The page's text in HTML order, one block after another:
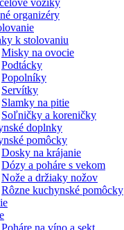
organizéry
k stolovaniu
Misky na ovocie
Podtácky
Popolníky
Servítky
Slamky na pitie
Soľničky a koreničky
doplnky
pomôcky
Dosky na krájanie
Dózy a poháre s vekom
Nože a držiaky nožov
Rôzne kuchynské pomôcky
Poháre na víno a sekt